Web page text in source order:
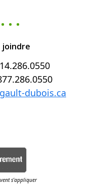
joindre
dubois.ca
s’appliquer